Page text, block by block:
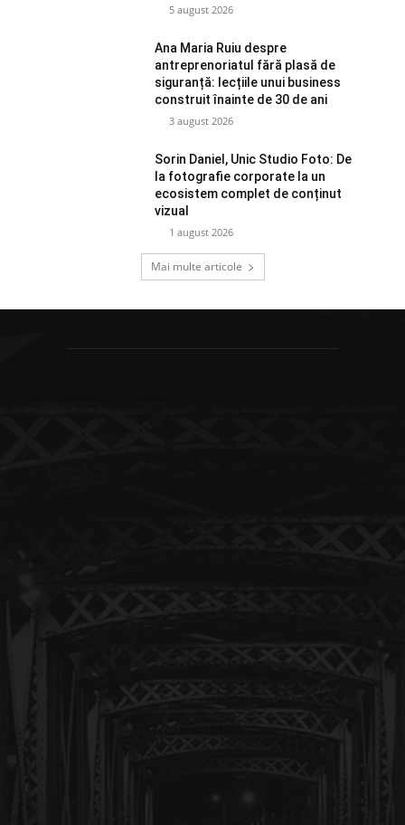
5 august 2026
Ana Maria Ruiu despre
antreprenoriatul fără plasă de
siguranță: lecțiile unui business
construit înainte de 30 de ani
3 august 2026
Sorin Daniel, Unic Studio Foto: De
la fotografie corporate la un
ecosistem complet de conținut
vizual
1 august 2026
Mai multe articole